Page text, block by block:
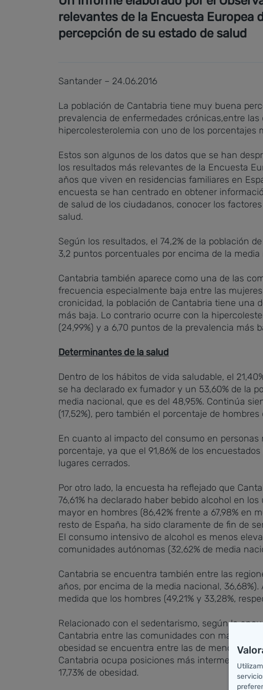
relevantes de la Encuesta Europea
percepción de su estado de salud
Santander – 24.06.2016
La población de Cantabria tiene muy buena
prevalencia de enfermedades crónicas,entre
hipercolesterolemia con uno de los porcentajes
Estos son algunos de los datos que se han
los resultados más relevantes de la Encuesta
años que viven en residencias familiares en
encuesta se han centrado en obtener
de salud de los ciudadanos, conocer los
salud.
Según los resultados, el 74,2% de la población
3,2 puntos porcentuales por encima de la media
Cantabria también aparece como una de las
frecuencia especialmente baja entre las
cronicidad, la población de Cantabria tiene una
más baja. Lo contrario ocurre con la
(24,99%) y a 6,70 puntos de la prevalencia más
Determinantes de la salud
Dentro de los hábitos de vida saludable, el
se ha declarado ex fumador y un 53,60% de la
media nacional, que es del 48,95%. Continúa
(17,52%), pero también el porcentaje de
En cuanto al impacto del consumo en
porcentaje, ya que el 91,86% de los
lugares cerrados.
Por otro lado, la encuesta ha reflejado que
76,61% ha declarado haber bebido alcohol en
mayor en hombres (86,42% frente a 67,98% en
resto de España, ha sido claramente de fin de
El consumo intensivo de alcohol es menos
comunidades autónomas (32,62% de media
Cantabria se encuentra también entre las
años, por encima de la media nacional,
medida que los hombres (49,21% y 33,28%,
Relacionado con el sedentarismo, según la
Cantabria entre las comunidades con mayor
obesidad se encuentra entre las de menor
Cantabria ocupa posiciones más intermedias
17,73% de obesidad.